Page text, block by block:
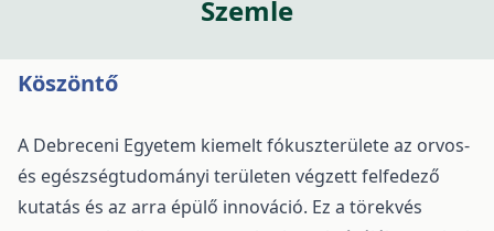
Szemle
Köszöntő
A Debreceni Egyetem kiemelt fókuszterülete az orvos-
és egészségtudományi területen végzett felfedező
kutatás és az arra épülő innováció. Ez a törekvés